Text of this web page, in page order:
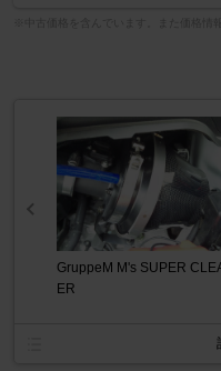
GruppeM M's SUPER
ER